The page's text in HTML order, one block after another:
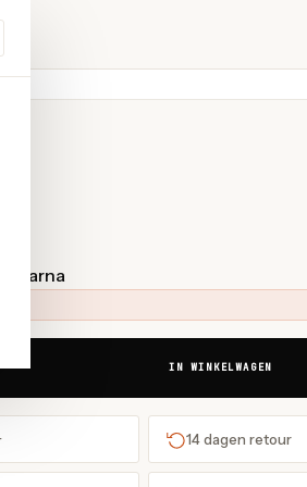
Klarna
IN WINKELWAGEN
14 dagen retour